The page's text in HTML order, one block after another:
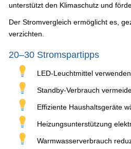
unterstützt den Klimaschutz und
Der Stromvergleich ermöglicht es,
verzichten.
20–30 Stromspartipps
LED-Leuchtmittel verwenden
Standby-Verbrauch
Effiziente Haushaltsgeräte
Heizungsunterstützung
Warmwasserverbrauch